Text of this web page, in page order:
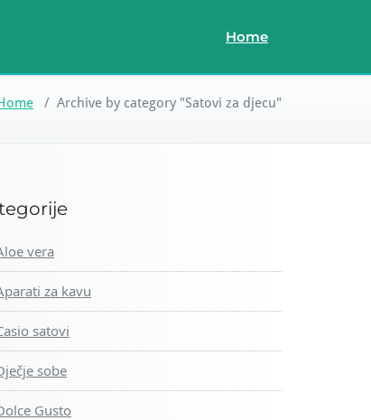
Home
/ Archive by category "Satovi za djecu"
vera
za kavu
satovi
sobe
Gusto